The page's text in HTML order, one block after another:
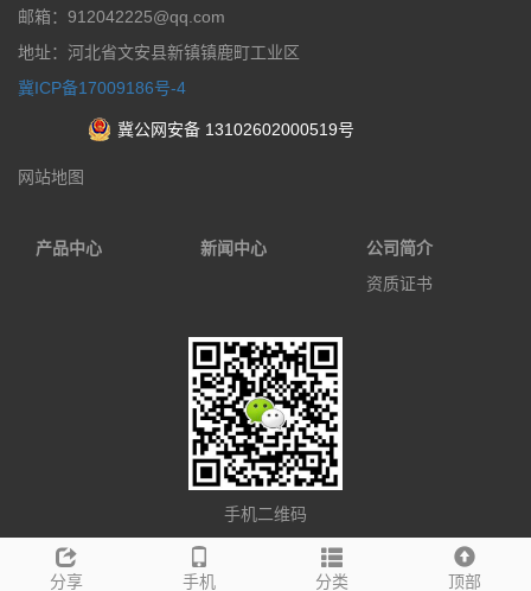
分享 手机 分类 顶部
邮箱：912042225@qq.com
地址：河北省文安县新镇镇鹿町工业区
冀ICP备17009186号-4
冀公网安备 13102602000519号
网站地图
产品中心 新闻中心
公司简介
资质证书
手机二维码